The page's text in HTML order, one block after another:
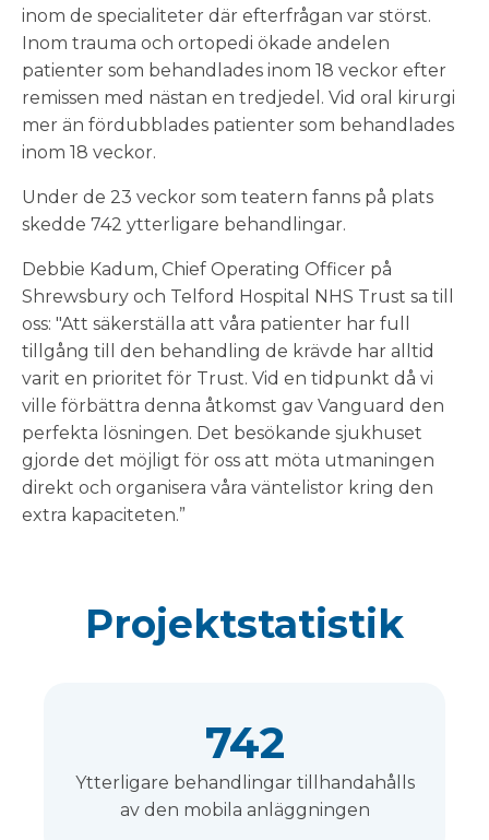
inom de specialiteter där efterfrågan var störst.
Inom trauma och ortopedi ökade andelen
patienter som behandlades inom 18 veckor efter
remissen med nästan en tredjedel. Vid oral kirurgi
mer än fördubblades patienter som behandlades
inom 18 veckor.
Under de 23 veckor som teatern fanns på plats
skedde 742 ytterligare behandlingar.
Debbie Kadum, Chief Operating Officer på
Shrewsbury och Telford Hospital NHS Trust sa till
oss: "Att säkerställa att våra patienter har full
tillgång till den behandling de krävde har alltid
varit en prioritet för Trust. Vid en tidpunkt då vi
ville förbättra denna åtkomst gav Vanguard den
perfekta lösningen. Det besökande sjukhuset
gjorde det möjligt för oss att möta utmaningen
direkt och organisera våra väntelistor kring den
extra kapaciteten.”
Projektstatistik
742
Ytterligare behandlingar tillhandahålls
av den mobila anläggningen